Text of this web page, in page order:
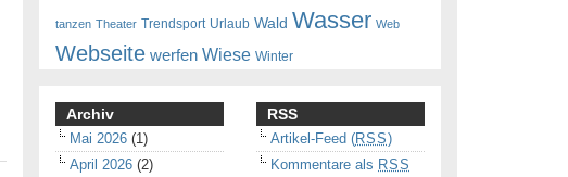
tanzen Theater Trendsport Urlaub Wald Wasser Web
Webseite werfen Wiese Winter
Archiv
Mai 2026 (1)
April 2026 (2)
RSS
Artikel-Feed (RSS)
Kommentare als RSS